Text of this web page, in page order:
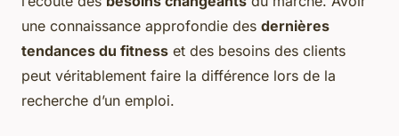
une connaissance approfondie des dernières
tendances du fitness et des besoins des clients
peut véritablement faire la différence lors de la
recherche d’un emploi.